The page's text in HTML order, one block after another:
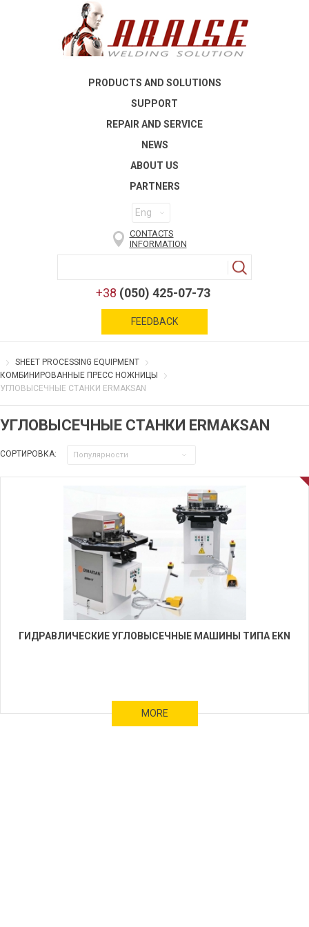
PRODUCTS AND SOLUTIONS
SUPPORT
REPAIR AND SERVICE
NEWS
ABOUT US
PARTNERS
Eng
CONTACTS
INFORMATION
+38 (050) 425-07-73
FEEDBACK
SHEET PROCESSING EQUIPMENT
КОМБИНИРОВАННЫЕ ПРЕСС НОЖНИЦЫ
УГЛОВЫСЕЧНЫЕ СТАНКИ ERMAKSAN
УГЛОВЫСЕЧНЫЕ СТАНКИ ERMAKSAN
СОРТИРОВКА: Популярности
ГИДРАВЛИЧЕСКИЕ УГЛОВЫСЕЧНЫЕ МАШИНЫ ТИПА EKN
MORE